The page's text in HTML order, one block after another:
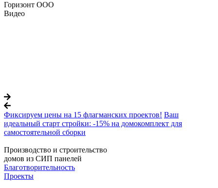
Горизонт ООО
Видео
Фиксируем цены на 15 флагманских проектов! Ваш
идеальный старт стройки: -15% на домокомплект для
самостоятельной сборки
Производство и строительство
домов из СИП панелей
Благотворительность
Проекты